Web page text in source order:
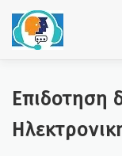
Skip to content
Επιδοτηση